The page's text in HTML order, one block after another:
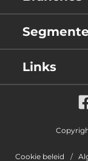
Links
Cookie beleid